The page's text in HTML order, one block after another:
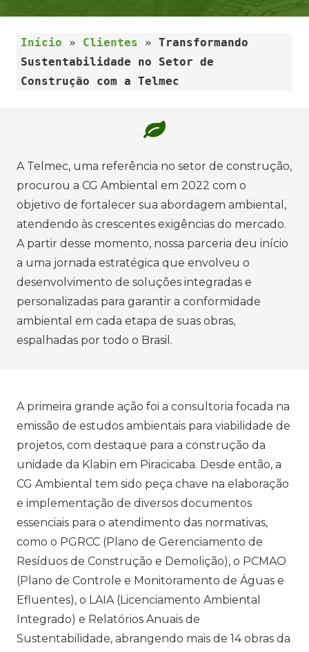
Início » Clientes »Transformando
Sustentabilidade no Setor de
Construção com a Telmec
A Telmec, uma referência no setor de construção,
procurou a CG Ambiental em 2022 com o
objetivo de fortalecer sua abordagem ambiental,
atendendo às crescentes exigências do mercado.
A partir desse momento, nossa parceria deu início
a uma jornada estratégica que envolveu o
desenvolvimento de soluções integradas e
personalizadas para garantir a conformidade
ambiental em cada etapa de suas obras,
espalhadas por todo o Brasil.
A primeira grande ação foi a consultoria focada na
emissão de estudos ambientais para viabilidade de
projetos, com destaque para a construção da
unidade da Klabin em Piracicaba. Desde então, a
CG Ambiental tem sido peça chave na elaboração
e implementação de diversos documentos
essenciais para o atendimento das normativas,
como o PGRCC (Plano de Gerenciamento de
Resíduos de Construção e Demolição), o PCMAO
(Plano de Controle e Monitoramento de Águas e
Efluentes), o LAIA (Licenciamento Ambiental
Integrado) e Relatórios Anuais de
Sustentabilidade, abrangendo mais de 14 obras da